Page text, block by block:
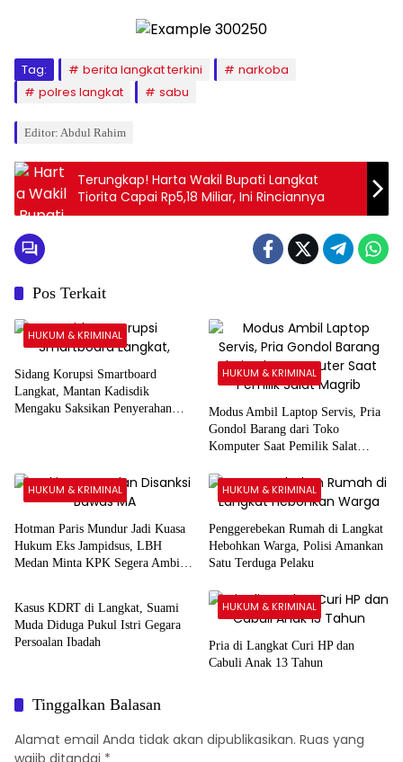
Tag: berita langkat terkini
narkoba
polres langkat
sabu
Editor: Abdul Rahim
Terungkap! Harta Wakil Bupati Langkat
Tiorita Capai Rp5,18 Miliar, Ini Rinciannya
Pos Terkait
HUKUM & KRIMINAL
Sidang Korupsi Smartboard
Langkat, Mantan Kadisdik
Mengaku Saksikan Penyerahan
HUKUM & KRIMINAL
Modus Ambil Laptop Servis, Pria
Gondol Barang dari Toko
Komputer Saat Pemilik Salat
HUKUM & KRIMINAL
Hotman Paris Mundur Jadi Kuasa
Hukum Eks Jampidsus, LBH
Medan Minta KPK Segera Ambil
HUKUM & KRIMINAL
Penggerebekan Rumah di Langkat
Hebohkan Warga, Polisi Amankan
Satu Terduga Pelaku
HUKUM & KRIMINAL
Kasus KDRT di Langkat, Suami
Muda Diduga Pukul Istri Gegara
Persoalan Ibadah
HUKUM & KRIMINAL
Pria di Langkat Curi HP dan
Cabuli Anak 13 Tahun
Tinggalkan Balasan
Alamat email Anda tidak akan dipublikasikan. Ruas yang
wajib ditandai *